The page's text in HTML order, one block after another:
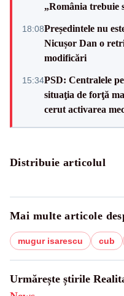
„România trebuie
18:08Președintele nu
Nicușor Dan o
modificări
15:34PSD: Centralele
situaţia de forţă
cerut activarea
Distribuie articolul
Mai multe articole
mugur isarescu cub
Urmărește știrile